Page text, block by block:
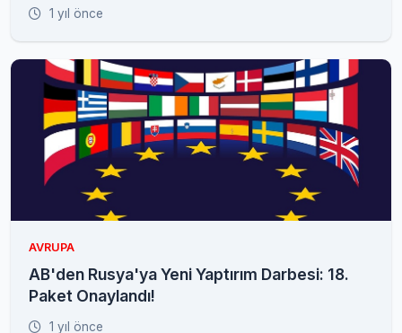
1 yıl önce
AVRUPA
AB'den Rusya'ya Yeni Yaptırım Darbesi: 18.
Paket Onaylandı!
1 yıl önce